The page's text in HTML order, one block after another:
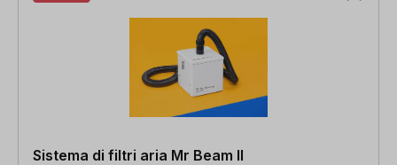
Sistema di filtri aria Mr Beam II